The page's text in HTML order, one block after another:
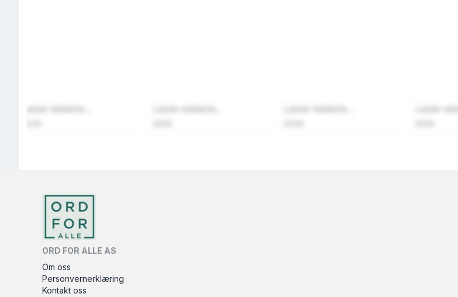
Laster relaterte... Laster relaterte... Laster relaterte... Laster
ORD FOR ALLE AS
Om oss
Personvernerklæring
Kontakt oss